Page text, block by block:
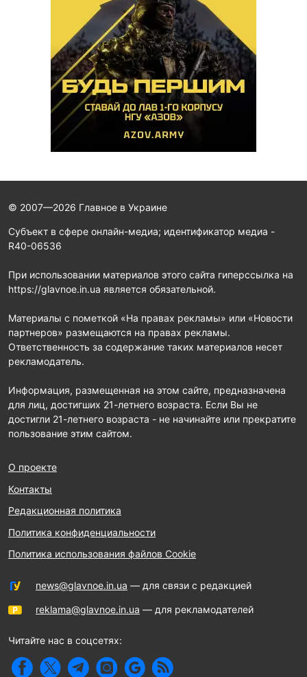
© 2007—2026 Главное в Украине
Субъект в сфере онлайн-медиа; идентификатор медиа -
R40-06536
При использовании материалов этого сайта гиперссылка на
https://glavnoe.in.ua является обязательной.
Материалы с пометкой «На правах рекламы» или «Новости
партнеров» размещаются на правах рекламы.
Ответственность за содержание таких материалов несет
рекламодатель.
Информация, размещенная на этом сайте, предназначена
для лиц, достигших 21-летнего возраста. Если Вы не
достигли 21-летнего возраста - не начинайте или прекратите
пользование этим сайтом.
О проекте
Контакты
Редакционная политика
Политика конфиденциальности
Политика использования файлов Cookie
news@glavnoe.in.ua — для связи с редакцией
reklama@glavnoe.in.ua — для рекламодателей
Читайте нас в соцсетях: